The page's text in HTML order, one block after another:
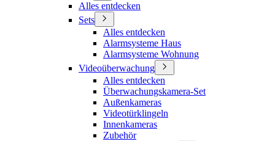
Alles entdecken
Sets
Alles entdecken
Alarmsysteme Haus
Alarmsysteme Wohnung
Videoüberwachung
Alles entdecken
Überwachungskamera-Set
Außenkameras
Videotürklingeln
Innenkameras
Zubehör